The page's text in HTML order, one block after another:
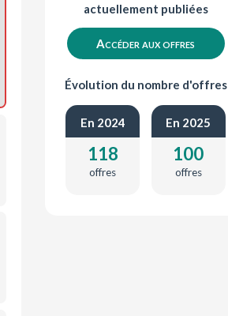
actuellement publiées
Accéder aux offres
Évolution du nombre d'offres
En 2024
118
offres
En 2025
100
offres